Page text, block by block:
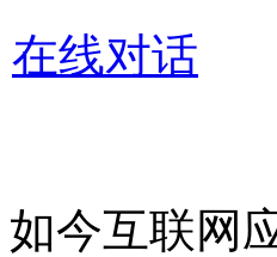
在线对话
如今互联网